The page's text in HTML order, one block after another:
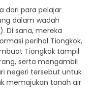
dari para pelajar
dalam wadah
Di sana, mereka
perihal Tiongkok,
Tiongkok tampil
serta mengambil
negeri tersebut untuk
memajukan tanah air